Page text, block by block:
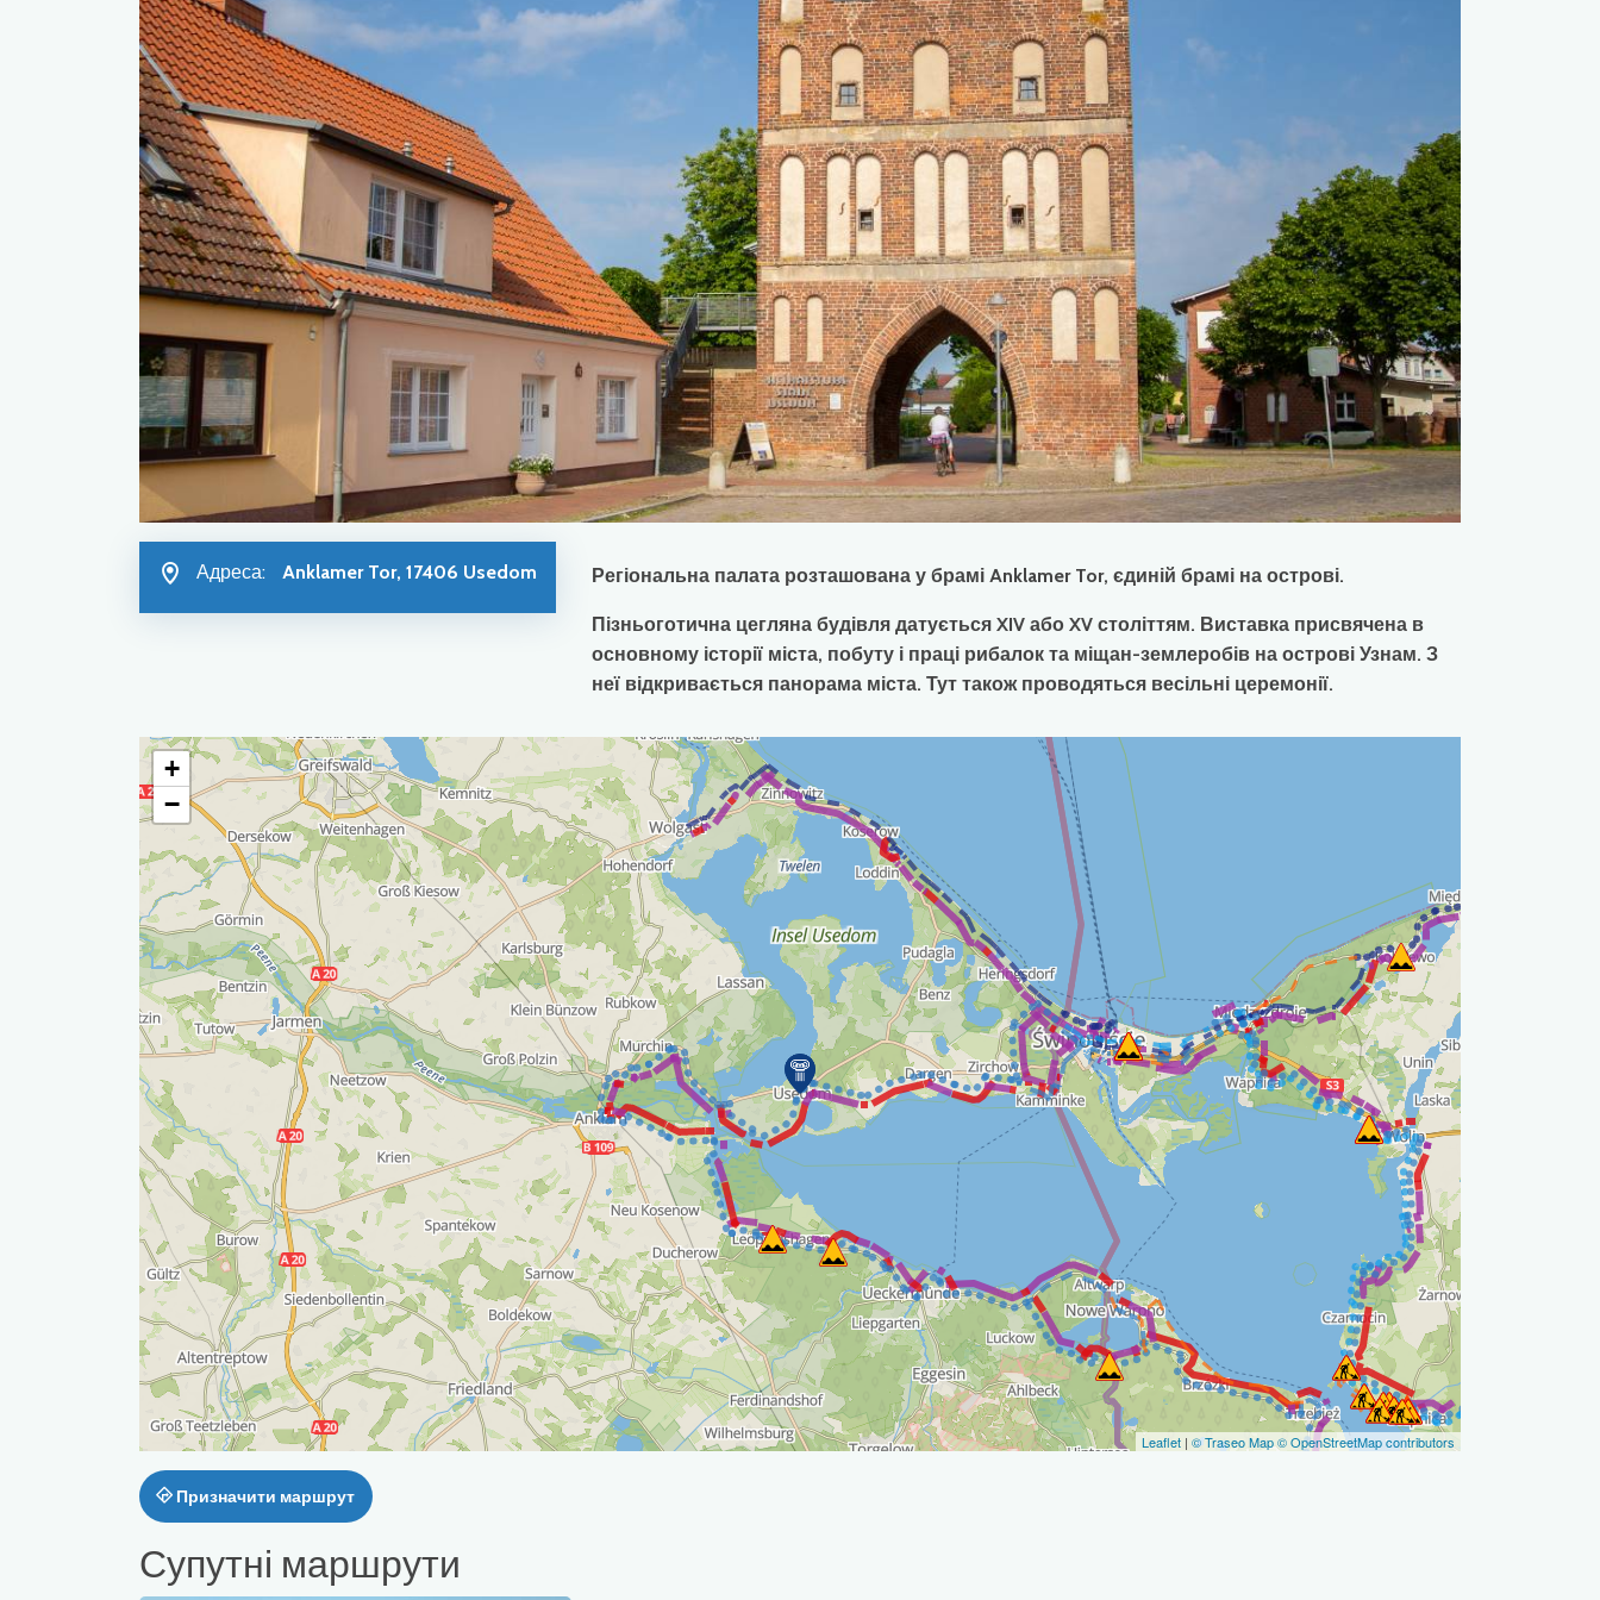
Адреса: Anklamer Tor, 17406 Usedom Регіональна палата розташована у брамі Anklamer Tor, єдиній брамі на острові.
Пізньоготична цегляна будівля датується XIV або XV століттям. Виставка присвячена в
основному історії міста, побуту і праці рибалок та міщан-землеробів на острові Узнам. З
неї відкривається панорама міста. Тут також проводяться весільні церемонії.
+
−
Leaflet | © Traseo Map© OpenStreetMap contributors
Призначити маршрут
Супутні маршрути